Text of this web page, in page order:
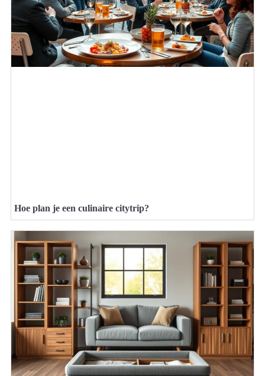
Hoe plan je een culinaire citytrip?